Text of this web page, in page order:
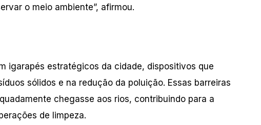
o meio ambiente”, afirmou.
igarapés estratégicos da cidade, dispositivos que
sólidos e na redução da poluição. Essas barreiras
chegasse aos rios, contribuindo para a
de limpeza.